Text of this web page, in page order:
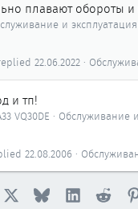
плавают обороты и
и эксплуатация
22.06.2022
и тп!
VQ30DE
Обслуживание
22.08.2006
BlueskyLinkedIn